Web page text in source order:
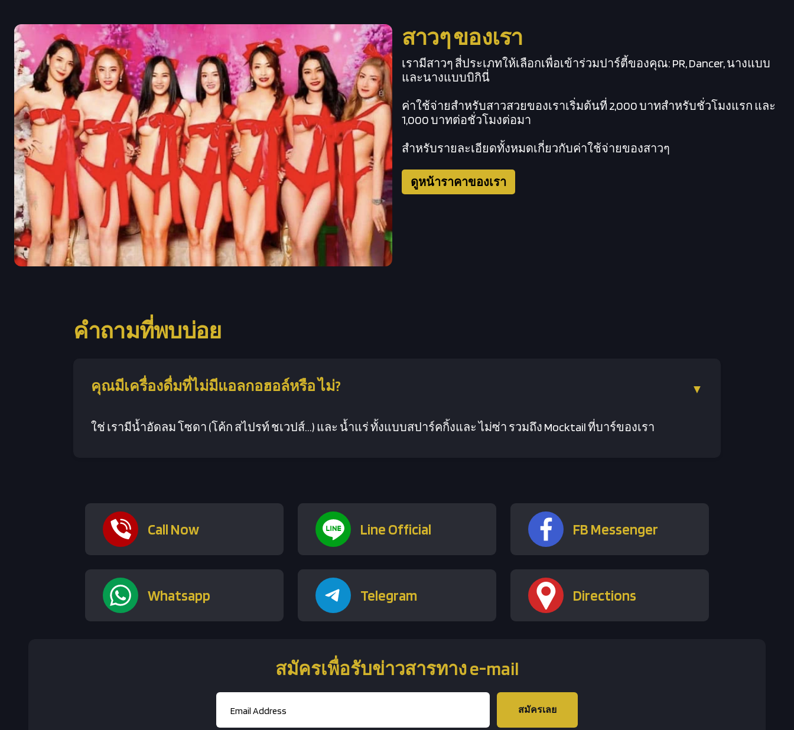
สาวๆ ของเรา
เรามีสาวๆ สี่ประเภทให้เลือกเพื่อเข้าร่วมปาร์ตี้ของคุณ: PR, Dancer, นางแบบ
และนางแบบบิกินี่
ค่าใช้จ่ายสำหรับสาวสวยของเราเริ่มต้นที่ 2,000 บาทสำหรับชั่วโมงแรก และ
1,000 บาทต่อชั่วโมงต่อมา
สำหรับรายละเอียดทั้งหมดเกี่ยวกับค่าใช้จ่ายของสาวๆ
ดูหน้าราคาของเรา
คำถามที่พบบ่อย
คุณมีเครื่องดื่มที่ไม่มีแอลกอฮอล์หรือ ไม่? ▼
ใช่ เรามีน้ำอัดลม โซดา (โค้ก สไปรท์ ชเวปส์...) และ น้ำแร่ ทั้งแบบสปาร์คกิ้งและ ไม่ซ่า รวมถึง Mocktail ที่บาร์ของเรา
Call Now Line Official FB Messenger
Whatsapp Telegram Directions
สมัครเพื่อรับข่าวสารทาง e-mail